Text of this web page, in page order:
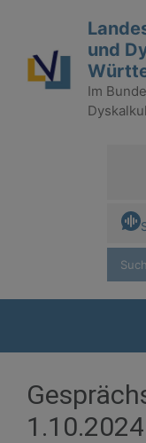
springen
und
Im
1.10.2024